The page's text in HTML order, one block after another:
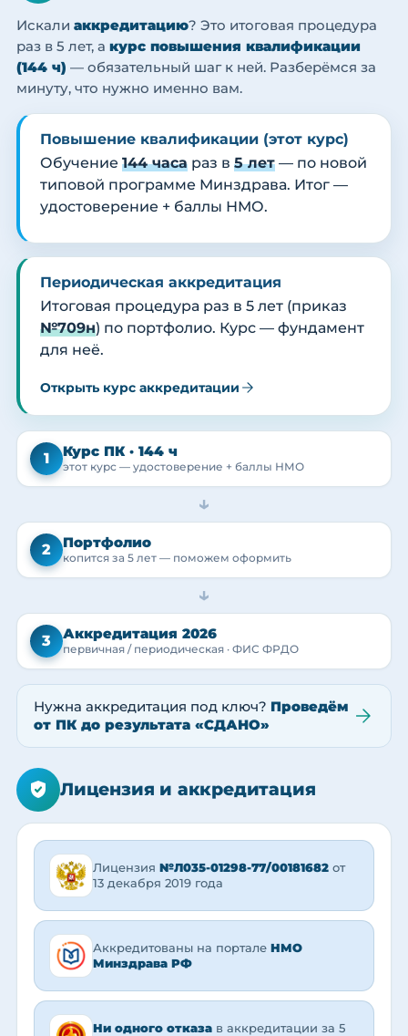
Искали аккредитацию? Это итоговая процедура
раз в 5 лет, а курс повышения квалификации
(144 ч) — обязательный шаг к ней. Разберёмся за
минуту, что нужно именно вам.
Повышение квалификации (этот курс)
Обучение 144 часа раз в 5 лет — по новой
типовой программе Минздрава. Итог —
удостоверение + баллы НМО.
Периодическая аккредитация
Итоговая процедура раз в 5 лет (приказ
№709н) по портфолио. Курс — фундамент
для неё.
Открыть курс аккредитации
1 Курс ПК · 144 ч
этот курс — удостоверение + баллы НМО
→
2 Портфолио
копится за 5 лет — поможем оформить
→
3 Аккредитация 2026
первичная / периодическая · ФИС ФРДО
Нужна аккредитация под ключ? Проведём
от ПК до результата «СДАНО»
Лицензия и аккредитация
Лицензия №Л035-01298-77/00181682 от
13 декабря 2019 года
Аккредитованы на портале НМО
Минздрава РФ
Ни одного отказа в аккредитации за 5